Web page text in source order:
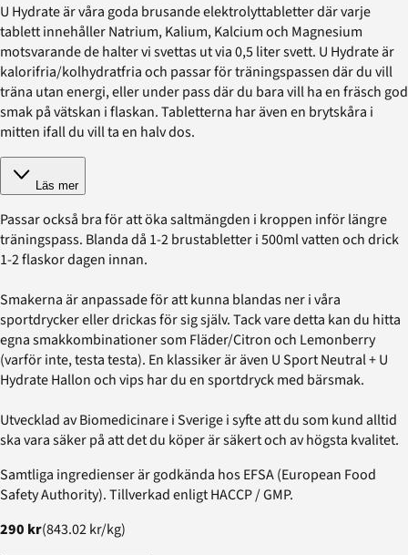
U Hydrate är våra goda brusande elektrolyttabletter där varje
tablett innehåller Natrium, Kalium, Kalcium och Magnesium
motsvarande de halter vi svettas ut via 0,5 liter svett. U Hydrate är
kalorifria/kolhydratfria och passar för träningspassen där du vill
träna utan energi, eller under pass där du bara vill ha en fräsch god
smak på vätskan i flaskan. Tabletterna har även en brytskåra i
mitten ifall du vill ta en halv dos.
Läs mer
Passar också bra för att öka saltmängden i kroppen inför längre
träningspass. Blanda då 1-2 brustabletter i 500ml vatten och drick
1-2 flaskor dagen innan.
Smakerna är anpassade för att kunna blandas ner i våra
sportdrycker eller drickas för sig själv. Tack vare detta kan du hitta
egna smakkombinationer som Fläder/Citron och Lemonberry
(varför inte, testa testa). En klassiker är även U Sport Neutral + U
Hydrate Hallon och vips har du en sportdryck med bärsmak.
Utvecklad av Biomedicinare i Sverige i syfte att du som kund alltid
ska vara säker på att det du köper är säkert och av högsta kvalitet.
Samtliga ingredienser är godkända hos EFSA (European Food
Safety Authority). Tillverkad enligt HACCP / GMP.
290 kr(843.02 kr/kg)